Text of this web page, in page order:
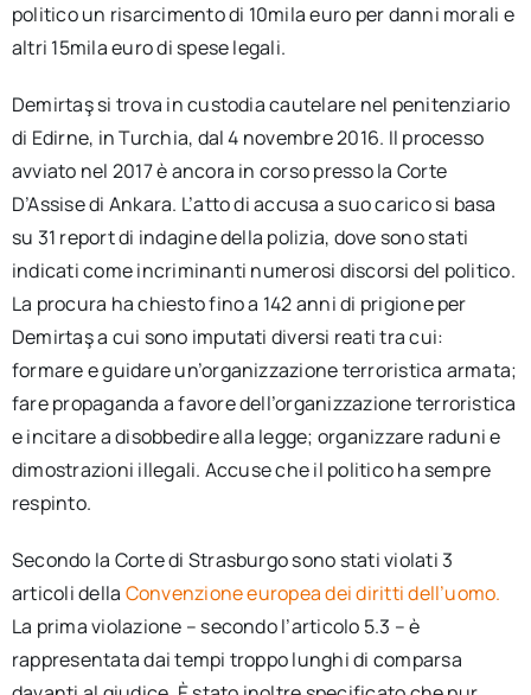
politico un risarcimento di 10mila euro per danni morali e
altri 15mila euro di spese legali.
Demirtaş si trova in custodia cautelare nel penitenziario
di Edirne, in Turchia, dal 4 novembre 2016. Il processo
avviato nel 2017 è ancora in corso presso la Corte
D’Assise di Ankara. L’atto di accusa a suo carico si basa
su 31 report di indagine della polizia, dove sono stati
indicati come incriminanti numerosi discorsi del politico.
La procura ha chiesto fino a 142 anni di prigione per
Demirtaş a cui sono imputati diversi reati tra cui:
formare e guidare un’organizzazione terroristica armata;
fare propaganda a favore dell’organizzazione terroristica
e incitare a disobbedire alla legge; organizzare raduni e
dimostrazioni illegali. Accuse che il politico ha sempre
respinto.
Secondo la Corte di Strasburgo sono stati violati 3
articoli della Convenzione europea dei diritti dell’uomo.
La prima violazione – secondo l’articolo 5.3 – è
rappresentata dai tempi troppo lunghi di comparsa